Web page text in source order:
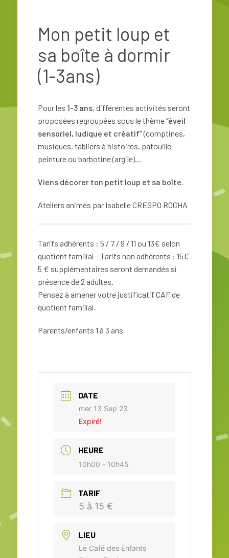
Mon petit loup et
sa boîte à dormir
(1-3ans)
Pour les 1-3 ans, différentes activités seront
proposées regroupées sous le thème“éveil
sensoriel, ludique et créatif”(comptines,
musiques, tabliers à histoires, patouille
peinture ou barbotine (argile)…
Viens décorer ton petit loup et sa boîte.
Ateliers animés par Isabelle CRESPO ROCHA
Tarifs adhérents : 5 / 7 / 9 / 11 ou 13€ selon
quotient familial – Tarifs non adhérents : 15€
5 € supplémentaires seront demandés si
présence de 2 adultes.
Pensez à amener votre justificatif CAF de
quotient familial.
Parents/enfants 1 à 3 ans
DATE
mer 13 Sep 23
Expiré!
HEURE
10h00 - 10h45
TARIF
5 à 15 €
LIEU
Le Café des Enfants